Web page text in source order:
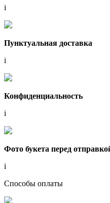
i
Пунктуальная доставка
i
Конфиденциальность
i
Фото букета перед
i
Способы оплаты